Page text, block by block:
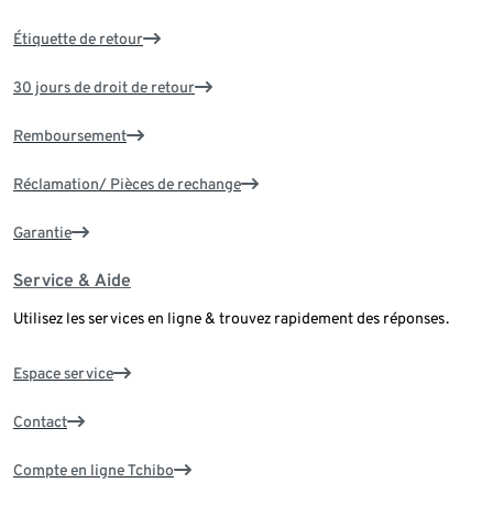
Étiquette de retour
30 jours de droit de retour
Remboursement
Réclamation/ Pièces de rechange
Garantie
Service & Aide
Utilisez les services en ligne & trouvez rapidement des réponses.
Espace service
Contact
Compte en ligne Tchibo